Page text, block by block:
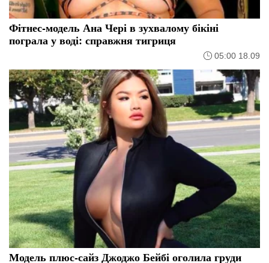
Фітнес-модель Ана Чері в зухвалому бікіні
пограла у воді: справжня тигриця
05:00 18.09
Модель плюс-сайз Джоджо Бейбі оголила груди